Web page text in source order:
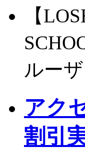
【
ルー
アク
割引